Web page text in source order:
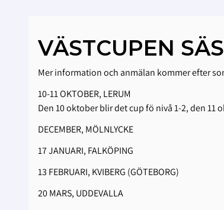
VÄSTCUPEN
Mer information och anmälan kommer efter
10-11 OKTOBER, LERUM
Den 10 oktober blir det cup fö nivå 1-2, den 11
DECEMBER, MÖLNLYCKE
17 JANUARI, FALKÖPING
13 FEBRUARI, KVIBERG (GÖTEBORG)
20 MARS, UDDEVALLA